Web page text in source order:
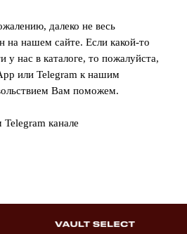
далеко не весь
на нашем сайте. Если какой-то
у нас в каталоге, то пожалуйста,
или Telegram к нашим
Вам поможем.
канале